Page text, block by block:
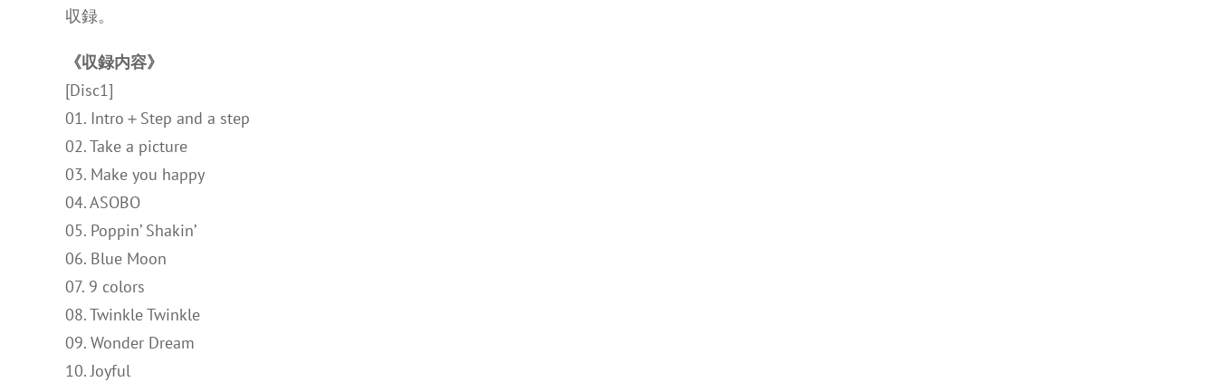
収録。
《収録内容》
[Disc1]
01. Intro＋Step and a step
02. Take a picture
03. Make you happy
04. ASOBO
05. Poppin’ Shakin’
06. Blue Moon
07. 9 colors
08. Twinkle Twinkle
09. Wonder Dream
10. Joyful